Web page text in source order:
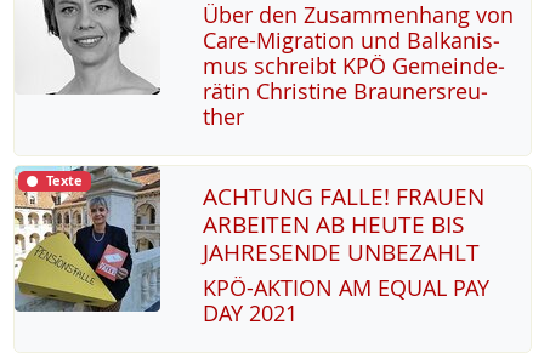
Über den Zu­sam­men­hang von
Ca­re-Mi­g­ra­ti­on und Bal­ka­nis­
mus sch­reibt KPÖ Ge­mein­de­
rä­tin Chris­ti­ne Brau­n­ers­reu­
ther
Texte
ACHTUNG FALLE! FRAUEN
ARBEITEN AB HEUTE BIS
JAHRESENDE UNBEZAHLT
KPÖ-AK­TI­ON AM EQUAL PAY
DAY 2021